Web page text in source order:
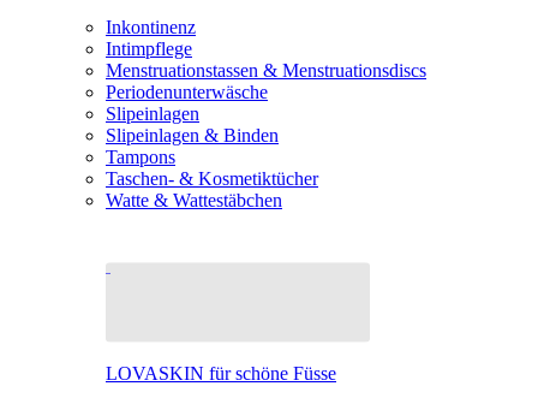
Inkontinenz
Intimpflege
Menstruationstassen & Menstruationsdiscs
Periodenunterwäsche
Slipeinlagen
Slipeinlagen & Binden
Tampons
Taschen- & Kosmetiktücher
Watte & Wattestäbchen
LOVASKIN für schöne Füsse